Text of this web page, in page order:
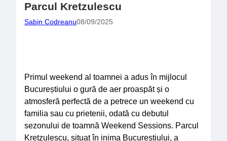
Parcul Kretzulescu
Sabin Codreanu08/09/2025
Primul weekend al toamnei a adus în mijlocul
Bucureștiului o gură de aer proaspăt și o
atmosferă perfectă de a petrece un weekend cu
familia sau cu prietenii, odată cu debutul
sezonului de toamnă Weekend Sessions. Parcul
Kretzulescu, situat în inima Bucureștiului, a